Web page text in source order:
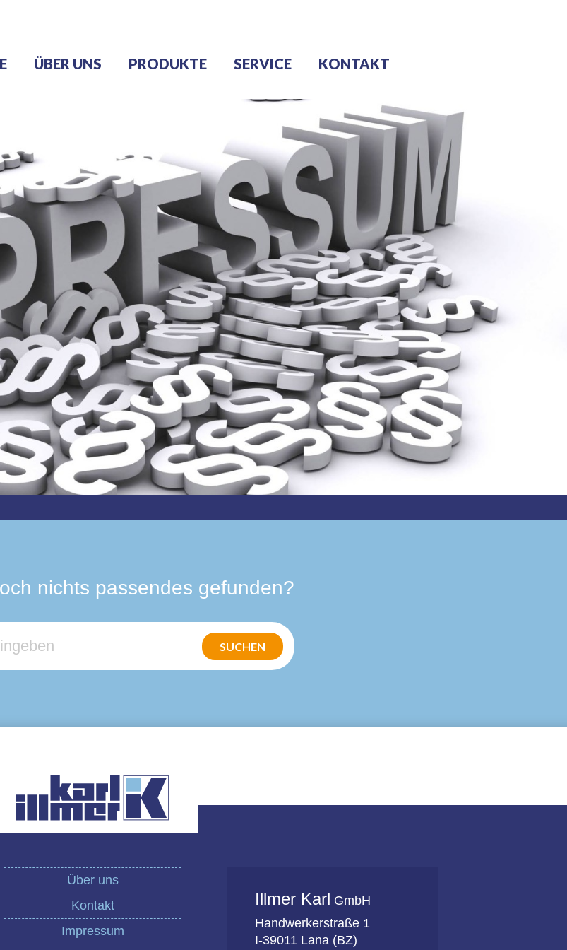
ÜBER UNS PRODUKTE SERVICE KONTAKT
nichts passendes gefunden?
Über uns
Kontakt
Impressum
Illmer Karl GmbH
Handwerkerstraße 1
I-39011 Lana (BZ)